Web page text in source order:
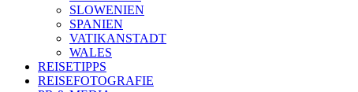
SLOWENIEN
SPANIEN
VATIKANSTADT
WALES
REISETIPPS
REISEFOTOGRAFIE